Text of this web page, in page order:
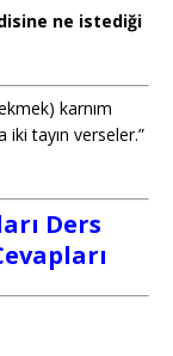
ne istediği
karnım
tayın verseler.”
Ders